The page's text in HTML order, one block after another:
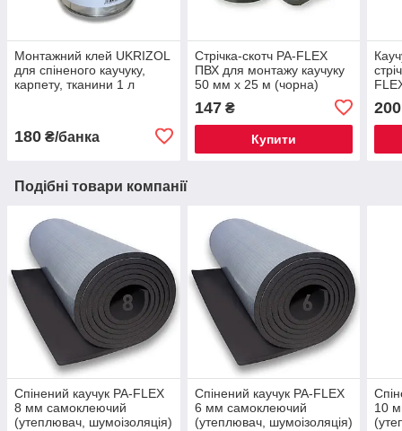
Монтажний клей UKRIZOL
для спіненого каучуку,
карпету, тканини 1 л
180 ₴/банка
Стрічка-скотч PA-FLEX
ПВХ для монтажу каучуку
50 мм х 25 м (чорна)
147₴
Купити
200
Подібні товари компанії
Спінений каучук PA-FLEX
8 мм самоклеючий
(утеплювач, шумоізоляція)
Спінений каучук PA-FLEX
6 мм самоклеючий
(утеплювач, шумоізоляція)
10